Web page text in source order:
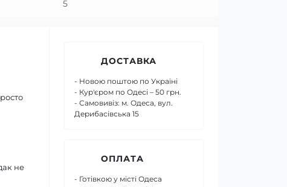
5
не
ДОСТАВКА
- Новою поштою по Україні
- Кур'єром по Одесі – 50 грн.
- Самовивіз: м. Одеса, вул.
Дерибасівська 15
ОПЛАТА
- Готівкою у місті Одеса